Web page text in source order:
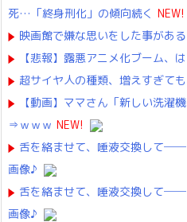
死…「終身刑化」の傾向続く NEW!
映画館で嫌な思いをした事があ
【悲報】露悪アニメ化ブーム、
超サイヤ人の種類、増えすぎて
【動画】ママさん「新しい洗濯
⇒ｗｗｗ NEW!
舌を絡ませて、唾液交換して──
画像♪
舌を絡ませて、唾液交換して──
画像♪